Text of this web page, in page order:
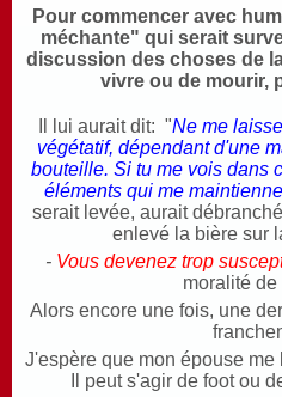
Pour commencer avec
méchante" qui serait
discussion des choses de
vivre ou de mourir,
Il lui aurait dit: "Ne me
végétatif, dépendant d'une
bouteille. Si tu me vois dans
éléments qui me
serait levée, aurait
enlevé la bière sur
- Vous devenez trop
moralité
Alors encore une fois, une
J'espère que mon épouse
Il peut s'agir de foot ou